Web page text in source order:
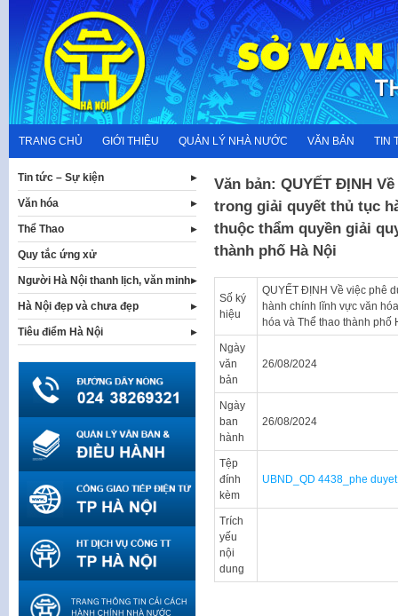
content
TRANG CHỦ GIỚI THIỆU QUẢN LÝ NHÀ NƯỚC VĂN BẢN TIN
Văn bản: QUYẾT ĐỊNH
trong giải quyết thủ tục
thuộc thẩm quyền giải
thành phố Hà Nội
Số ký
hiệu
QUYẾT ĐỊNH Về việc phê
hành chính lĩnh vực văn
hóa và Thể thao thành phố
Ngày
văn
bản
26/08/2024
Ngày
ban
hành
26/08/2024
Tệp
đính
kèm
UBND_QD 4438_phe
Trích
yếu
nội
dung
Tin tức – Sự kiện
Văn hóa
Thể Thao
Quy tắc ứng xử
Người Hà Nội thanh lịch, văn minh
Hà Nội đẹp và chưa đẹp
Tiêu điểm Hà Nội